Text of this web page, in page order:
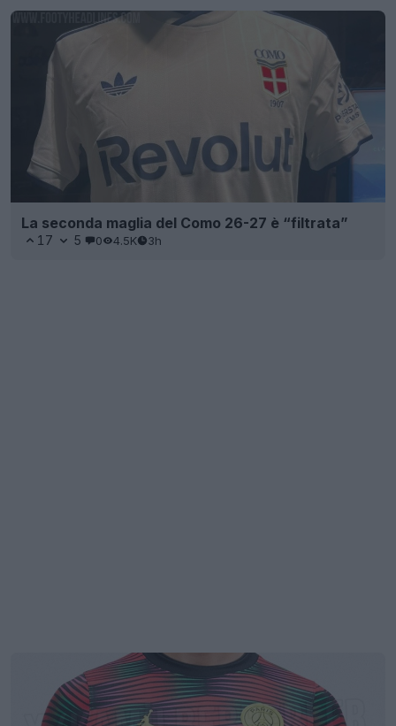
La seconda maglia del Como 26-27 è “filtrata”
17 5 0 4.5K 3h